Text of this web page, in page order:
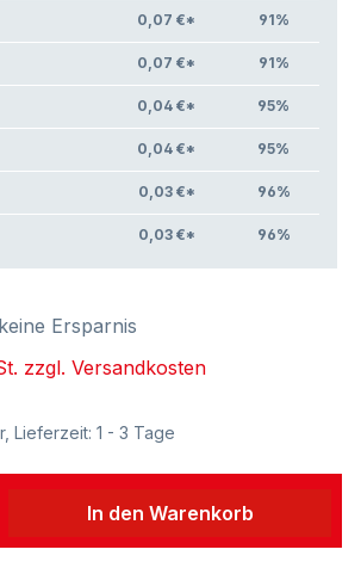
0,07 €* 91%
0,07 €* 91%
0,04 €* 95%
0,04 €* 95%
0,03 €* 96%
0,03 €* 96%
keine Ersparnis
zzgl. Versandkosten
Lieferzeit: 1 - 3 Tage
In den Warenkorb